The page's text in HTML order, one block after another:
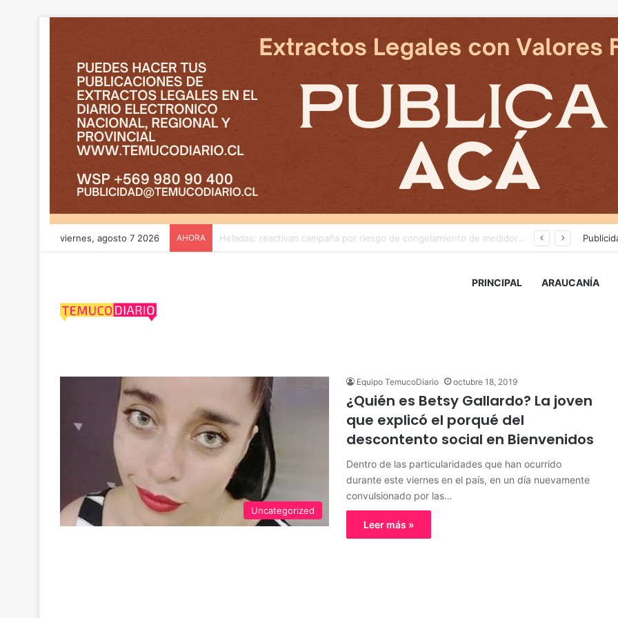
viernes, agosto 7 2026 AHORA
PRINCIPAL ARAUCANÍA
Bienvenidos
Uncategorized
Equipo TemucoDiario octubre 18, 2019
¿Quién es Betsy Gallardo? La joven
que explicó el porqué del
descontento social en Bienvenidos
Dentro de las particularidades que han ocurrido
durante este viernes en el país, en un día nuevamente
convulsionado por las…
Leer más »